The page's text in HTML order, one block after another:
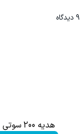
9 دیدگاه
هدیه 200 سوتی با اولین خرید از گرمی،همین حالا ثبت نام کن